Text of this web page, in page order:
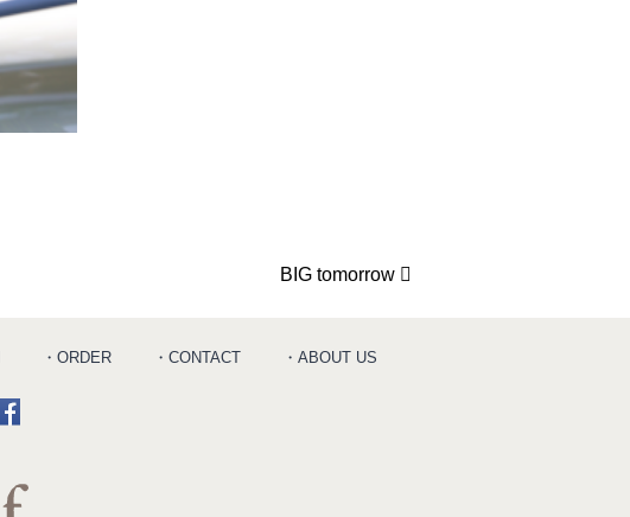
BIG tomorrow
・ORDER ・CONTACT ・ABOUT US